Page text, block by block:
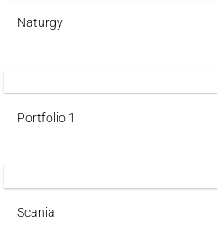
Naturgy
Portfolio 1
Scania